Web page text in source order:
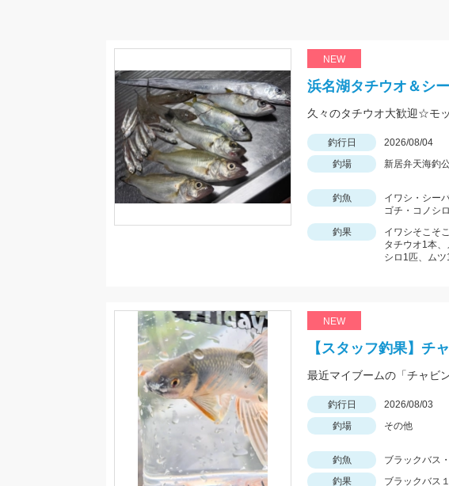
ペ
NEW
浜名湖タチウオ＆シ
久々のタチウオ大歓迎☆モ
釣行日 2026/08/04
釣場
新居弁天海釣
釣魚
イワシ・シー
ゴチ・コノシ
釣果
イワシそこそ
タチウオ1本
シロ1匹、ムツ
NEW
【スタッフ釣果】チ
釣行日 2026/08/03
釣場
その他
釣魚
ブラックバス
釣果
ブラックバス